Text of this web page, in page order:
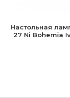
Настольная
27 Ni Bohemia